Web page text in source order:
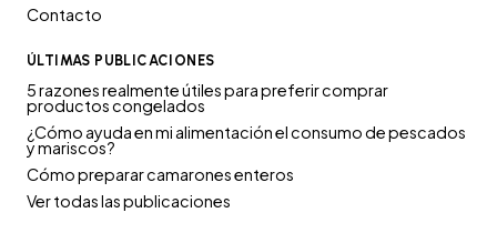
Contacto
ÚLTIMAS PUBLICACIONES
5 razones realmente útiles para preferir comprar
productos congelados
¿Cómo ayuda en mi alimentación el consumo de pescados
y mariscos?
Cómo preparar camarones enteros
Ver todas las publicaciones